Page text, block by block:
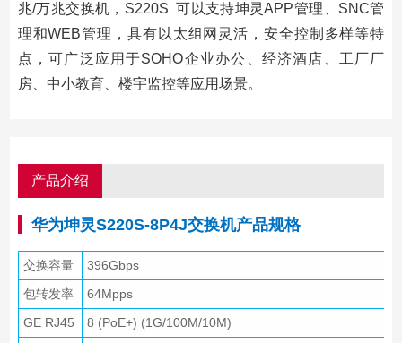
兆/万兆交换机，S220S 可以支持坤灵APP管理、SNC管
理和WEB管理，具有以太组网灵活，安全控制多样等特
点，可广泛应用于SOHO企业办公、经济酒店、工厂厂
房、中小教育、楼宇监控等应用场景。
产品介绍
华为坤灵S220S-8P4J交换机产品规格
交换容量
396Gbps
包转发率
64Mpps
GE RJ45
8 (PoE+) (1G/100M/10M)